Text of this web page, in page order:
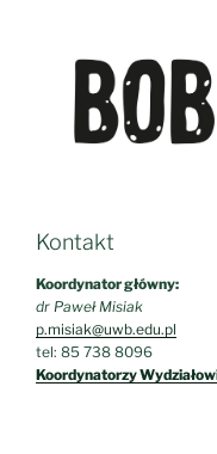
Kontakt
Koordynator główny:
dr Paweł Misiak
p.misiak@uwb.edu.pl
tel: 85 738 8096
Koordynatorzy